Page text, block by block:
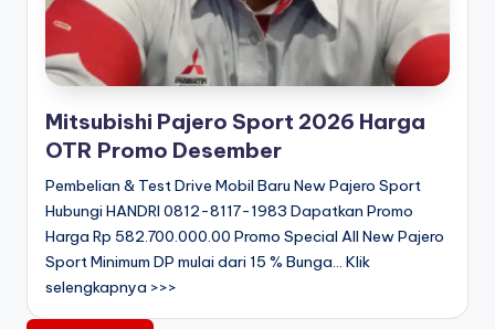
Mitsubishi Pajero Sport 2026 Harga
OTR Promo Desember
Pembelian & Test Drive Mobil Baru New Pajero Sport
Hubungi HANDRI 0812-8117-1983 Dapatkan Promo
Harga Rp 582.700.000.00 Promo Special All New Pajero
Sport Minimum DP mulai dari 15 % Bunga... Klik
selengkapnya >>>